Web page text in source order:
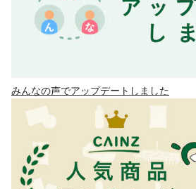
みんなの声でアップデートしました